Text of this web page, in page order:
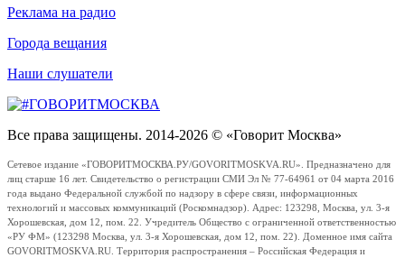
Реклама на радио
Города вещания
Наши слушатели
Все права защищены. 2014-2026 © «Говорит Москва»
Сетевое издание «ГОВОРИТМОСКВА.РУ/GOVORITMOSKVA.RU». Предназначено для
лиц старше 16 лет. Свидетельство о регистрации СМИ Эл № 77-64961 от 04 марта 2016
года выдано Федеральной службой по надзору в сфере связи, информационных
технологий и массовых коммуникаций (Роскомнадзор). Адрес: 123298, Москва, ул. 3-я
Хорошевская, дом 12, пом. 22. Учредитель Общество с ограниченной ответственностью
«РУ ФМ» (123298 Москва, ул. 3-я Хорошевская, дом 12, пом. 22). Доменное имя сайта
GOVORITMOSKVA.RU. Территория распространения – Российская Федерация и